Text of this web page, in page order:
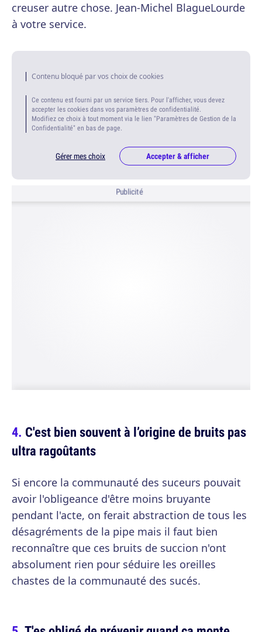
creuser autre chose. Jean-Michel BlagueLourde
à votre service.
Contenu bloqué par vos choix de cookies
Ce contenu est fourni par un service tiers. Pour l'afficher, vous devez
accepter les cookies dans vos paramètres de confidentialité.
Modifiez ce choix à tout moment via le lien "Paramètres de Gestion de la
Confidentialité" en bas de page.
Gérer mes choix Accepter & afficher
Publicité
C'est bien souvent à l’origine de bruits pas
ultra ragoûtants
Si encore la communauté des suceurs pouvait
avoir l'obligeance d'être moins bruyante
pendant l'acte, on ferait abstraction de tous les
désagréments de la pipe mais il faut bien
reconnaître que ces bruits de succion n'ont
absolument rien pour séduire les oreilles
chastes de la communauté des sucés.